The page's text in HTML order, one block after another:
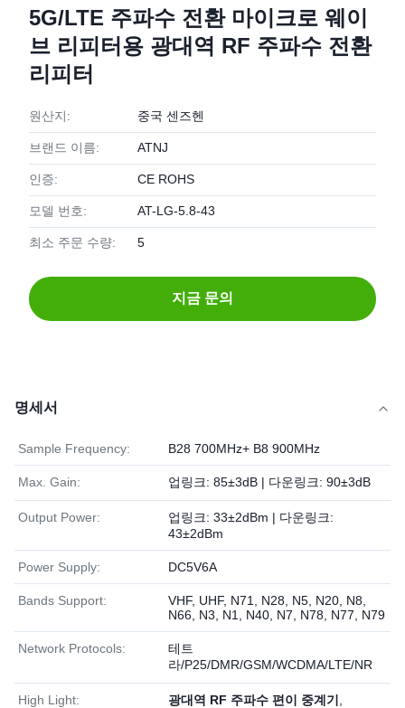
5G/LTE 주파수 전환 마이크로 웨이
브 리피터용 광대역 RF 주파수 전환
리피터
원산지: 중국 센즈헨
브랜드 이름: ATNJ
인증: CE ROHS
모델 번호: AT-LG-5.8-43
최소 주문 수량: 5
지금 문의
명세서
Sample Frequency: B28 700MHz+ B8 900MHz
Max. Gain: 업링크: 85±3dB | 다운링크: 90±3dB
Output Power:
업링크: 33±2dBm | 다운링크:
43±2dBm
Power Supply: DC5V6A
Bands Support:
VHF, UHF, N71, N28, N5, N20, N8,
N66, N3, N1, N40, N7, N78, N77, N79
Network Protocols:
테트
라/P25/DMR/GSM/WCDMA/LTE/NR
High Light: 광대역 RF 주파수 편이 중계기